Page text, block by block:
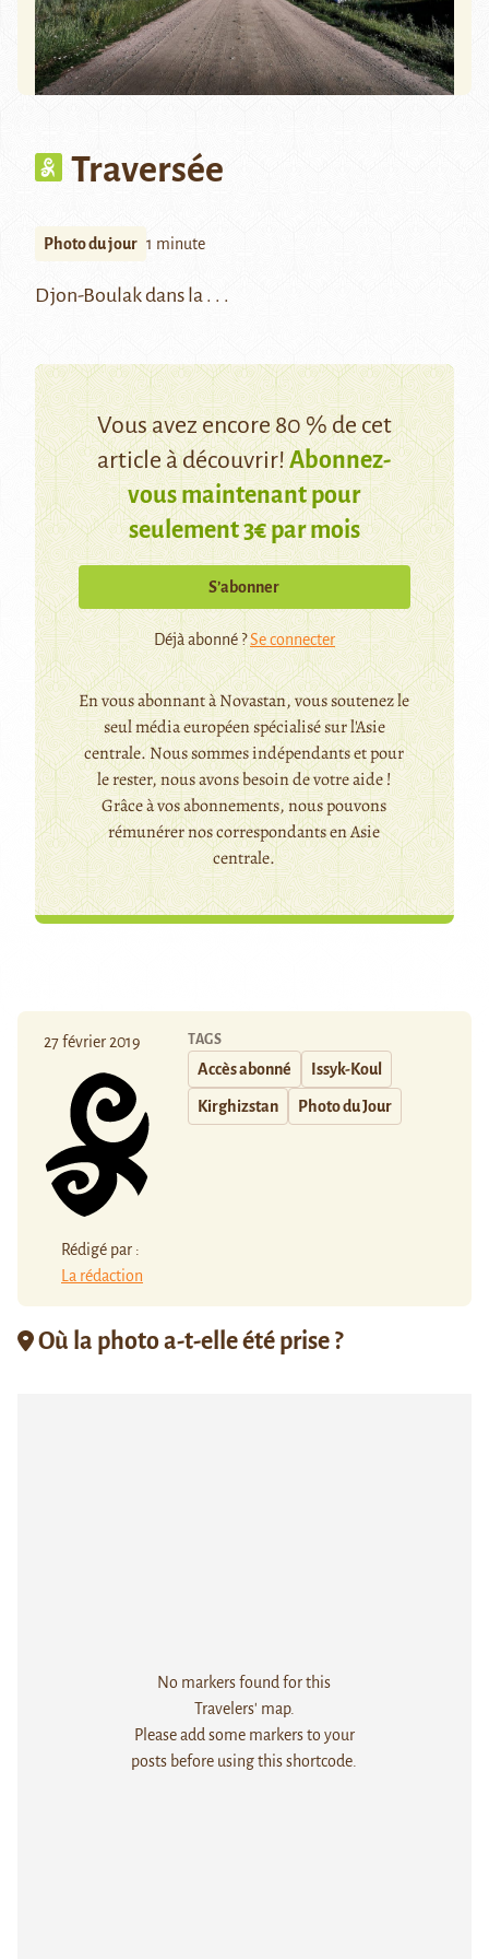
Traversée
Photo du jour 1 minute
Djon-Boulak dans la . . .
Vous avez encore 80 % de cet
article à découvrir!Abonnez-
vous maintenant pour
seulement 3€ par mois
S’abonner
Déjà abonné ?Se connecter
En vous abonnant à Novastan, vous soutenez le
seul média européen spécialisé sur l'Asie
centrale. Nous sommes indépendants et pour
le rester, nous avons besoin de votre aide !
Grâce à vos abonnements, nous pouvons
rémunérer nos correspondants en Asie
centrale.
27 février 2019
Rédigé par :
La rédaction
TAGS
Accès abonné Issyk-Koul
Kirghizstan Photo du Jour
Où la photo a-t-elle été prise ?
No markers found for this
Travelers' map.
Please add some markers to your
posts before using this shortcode.